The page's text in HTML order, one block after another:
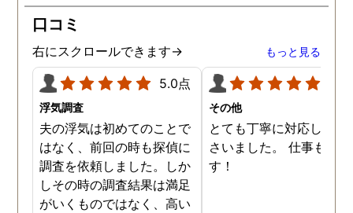
口コミ
右にスクロールできます→ もっと見る
5.0点
浮気調査
夫の浮気は初めてのことで
はなく、前回の時も探偵に
調査を依頼しました。しか
しその時の調査結果は満足
がいくものではなく、高い
その他
とても丁寧に対応してく
さいました。 仕事も満
す！